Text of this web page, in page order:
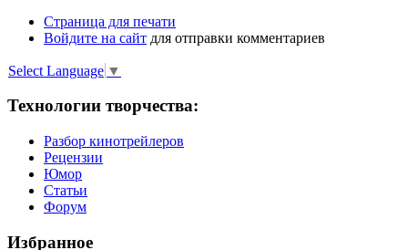
Страница для печати
Войдите на сайт для отправки комментариев
Select Language ▼
Технологии творчества:
Разбор кинотрейлеров
Рецензии
Юмор
Статьи
Форум
Избранное